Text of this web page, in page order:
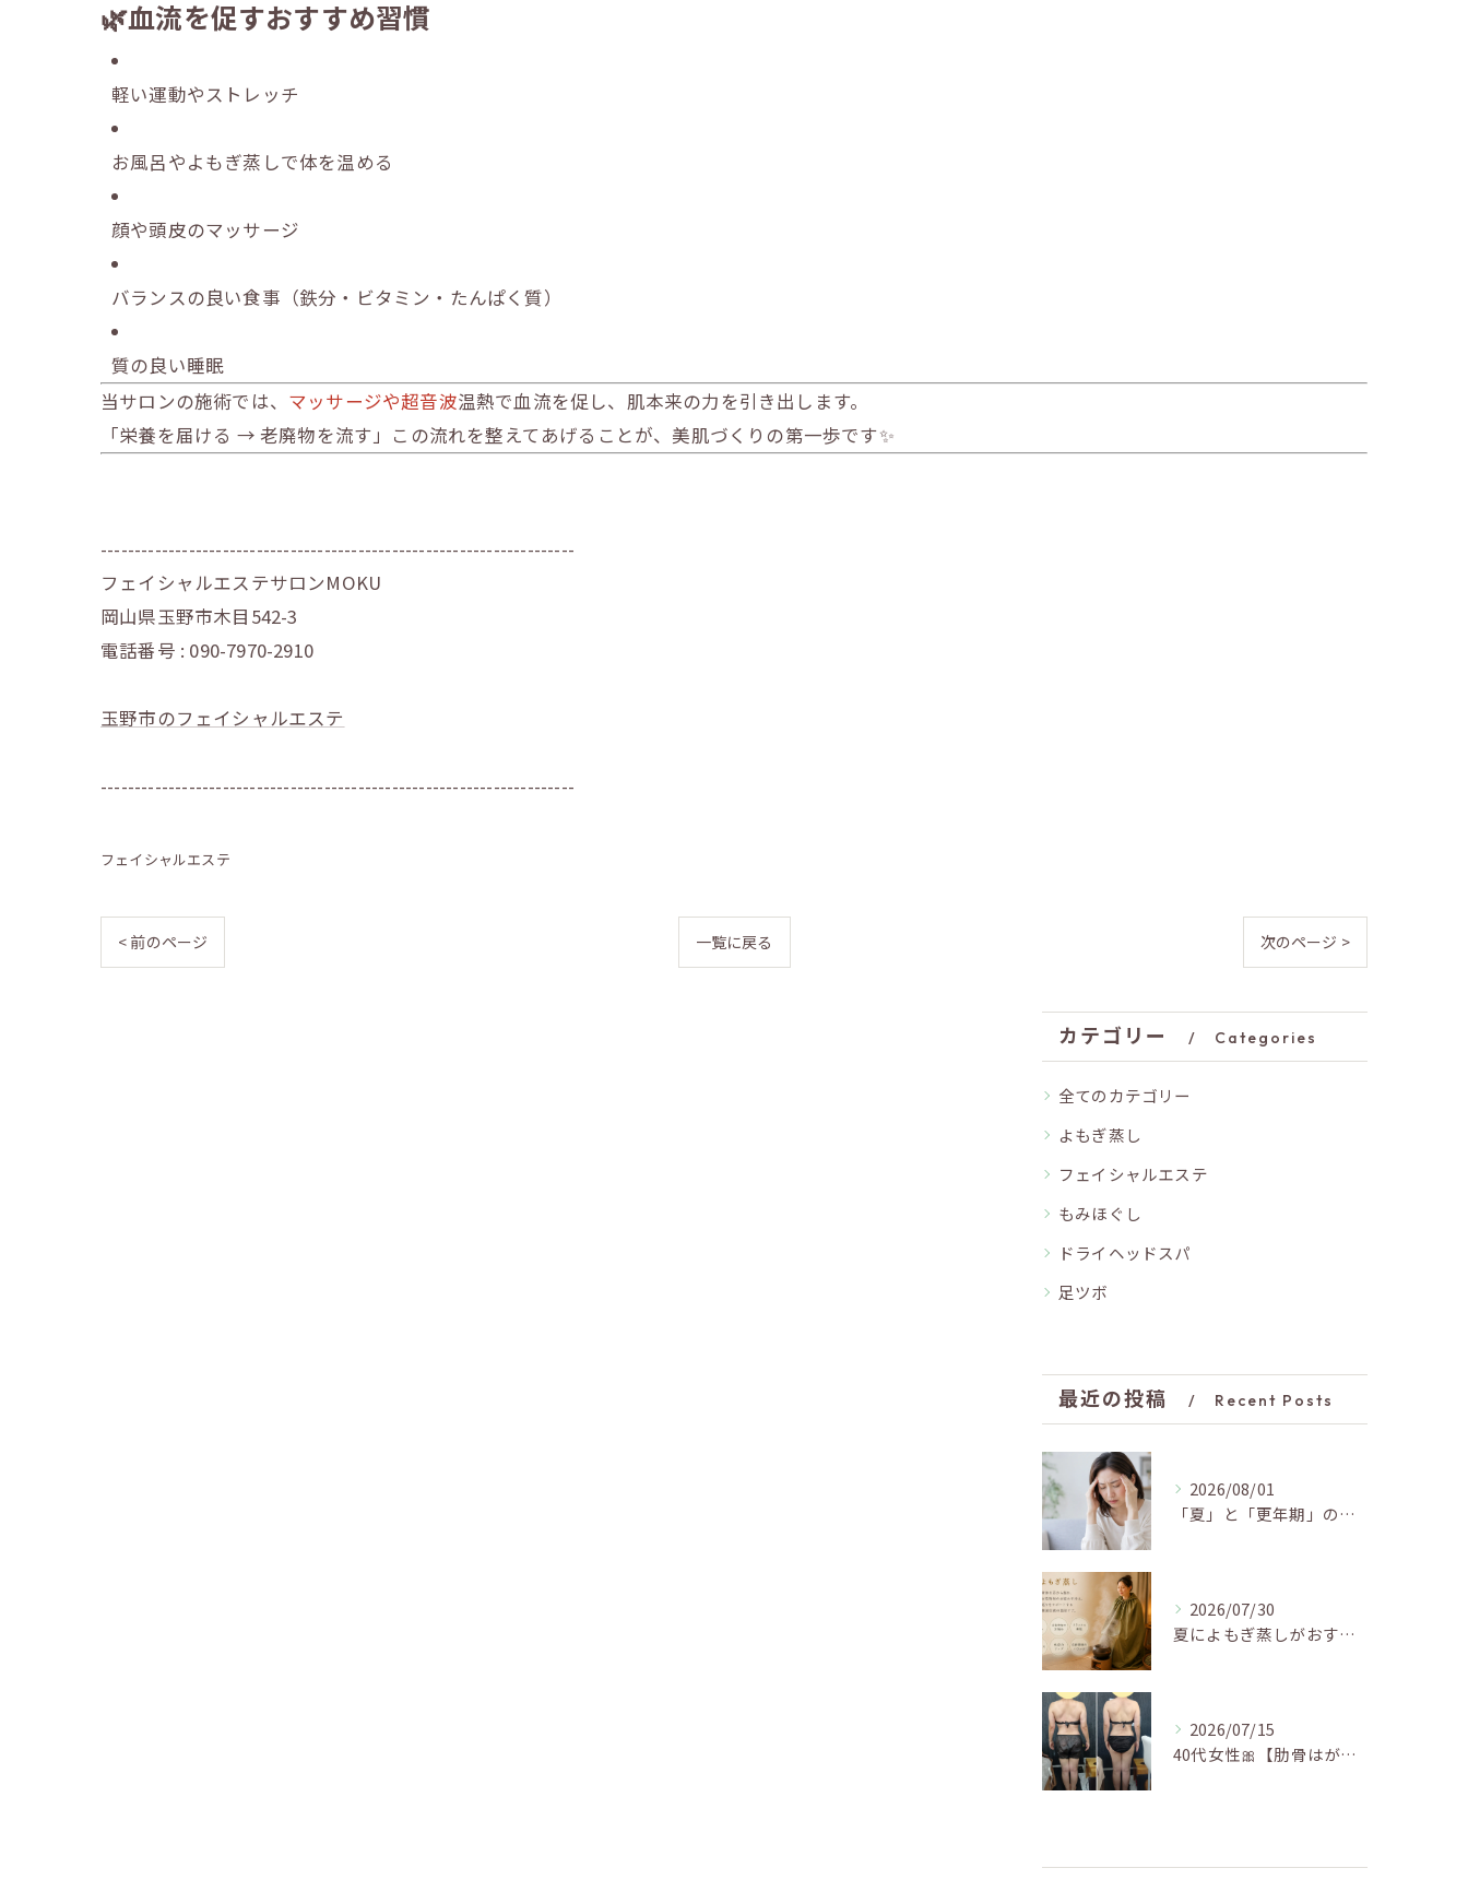
🌿血流を促すおすすめ習慣
軽い運動やストレッチ
お風呂やよもぎ蒸しで体を温める
顔や頭皮のマッサージ
バランスの良い食事（鉄分・ビタミン・たんぱく質）
質の良い睡眠
当サロンの施術では、 マッサージや超音波温熱で血流を促し、肌本来の力を引き出します。
「栄養を届ける → 老廃物を流す」この流れを整えてあげることが、美肌づくりの第一歩です✨
----------------------------------------------------------------------
フェイシャルエステサロンMOKU
岡山県玉野市木目542-3
電話番号 : 090-7970-2910
玉野市のフェイシャルエステ
----------------------------------------------------------------------
フェイシャルエステ
< 前のページ 一覧に戻る 次のページ >
カテゴリー Categories
全てのカテゴリー
よもぎ蒸し
フェイシャルエステ
もみほぐし
ドライヘッドスパ
足ツボ
最近の投稿 Recent Posts
2026/08/01
「夏」と「更年期」の関係…おすすめの過ごし方🍃
2026/07/30
夏によもぎ蒸しがおすすめの理由✨
2026/07/15
40代女性🎀【肋骨はがし＋お腹瘦せマッサージ90分】